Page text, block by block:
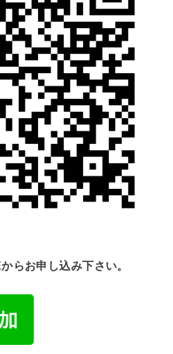
らお申し込み下さい。